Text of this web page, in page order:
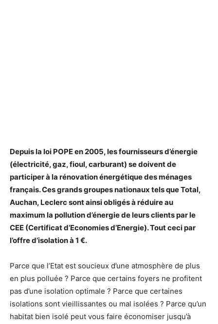
Depuis la loi POPE en 2005, les fournisseurs d’énergie
(électricité, gaz, fioul, carburant) se doivent de
participer à la rénovation énergétique des ménages
français. Ces grands groupes nationaux tels que Total,
Auchan, Leclerc sont ainsi obligés à réduire au
maximum la pollution d’énergie de leurs clients par le
CEE (Certificat d’Economies d’Energie). Tout ceci par
l’offre d’isolation à 1 €.
Parce que l’Etat est soucieux d’une atmosphère de plus
en plus polluée ? Parce que certains foyers ne profitent
pas d’une isolation optimale ? Parce que certaines
isolations sont vieillissantes ou mal isolées ? Parce qu’un
habitat bien isolé peut vous faire économiser jusqu’à